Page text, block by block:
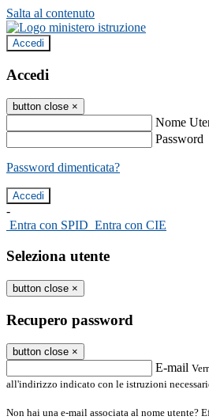
Salta al contenuto
Accedi
Accedi
button close ×
Nome
Password
Password dimenticata?
-
Entra con SPID Entra con CIE
Seleziona utente
button close ×
Recupero password
button close ×
E-mail
all'indirizzo indicato con le istruzioni
Non hai una e-mail associata al nome utente?